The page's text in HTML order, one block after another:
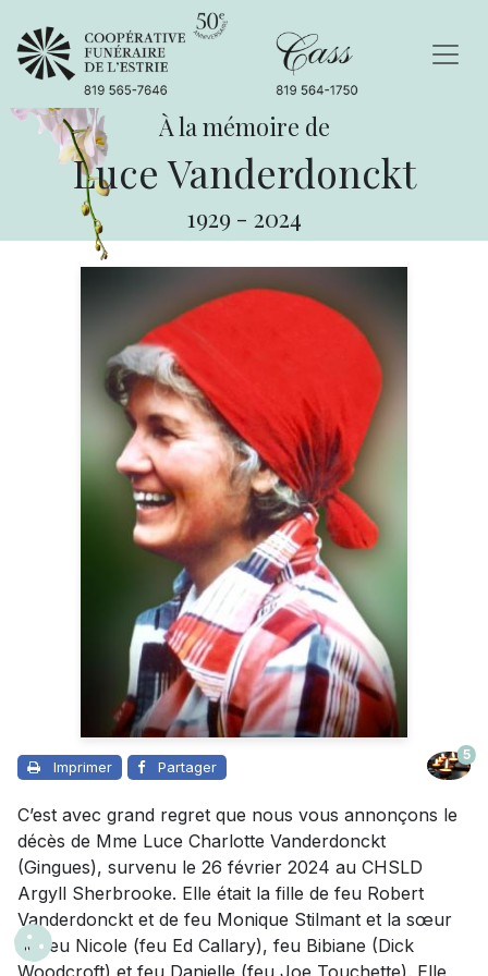
À la mémoire de
Luce Vanderdonckt
1929 - 2024
Imprimer Partager
5
C’est avec grand regret que nous vous annonçons le
décès de Mme Luce Charlotte Vanderdonckt
(Gingues), survenu le 26 février 2024 au CHSLD
Argyll Sherbrooke. Elle était la fille de feu Robert
Vanderdonckt et de feu Monique Stilmant et la sœur
de feu Nicole (feu Ed Callary), feu Bibiane (Dick